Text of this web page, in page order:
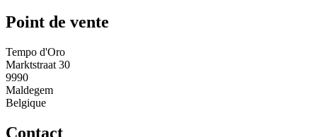
Point de vente
Tempo d'Oro
Marktstraat 30
9990
Maldegem
Belgique
Contact